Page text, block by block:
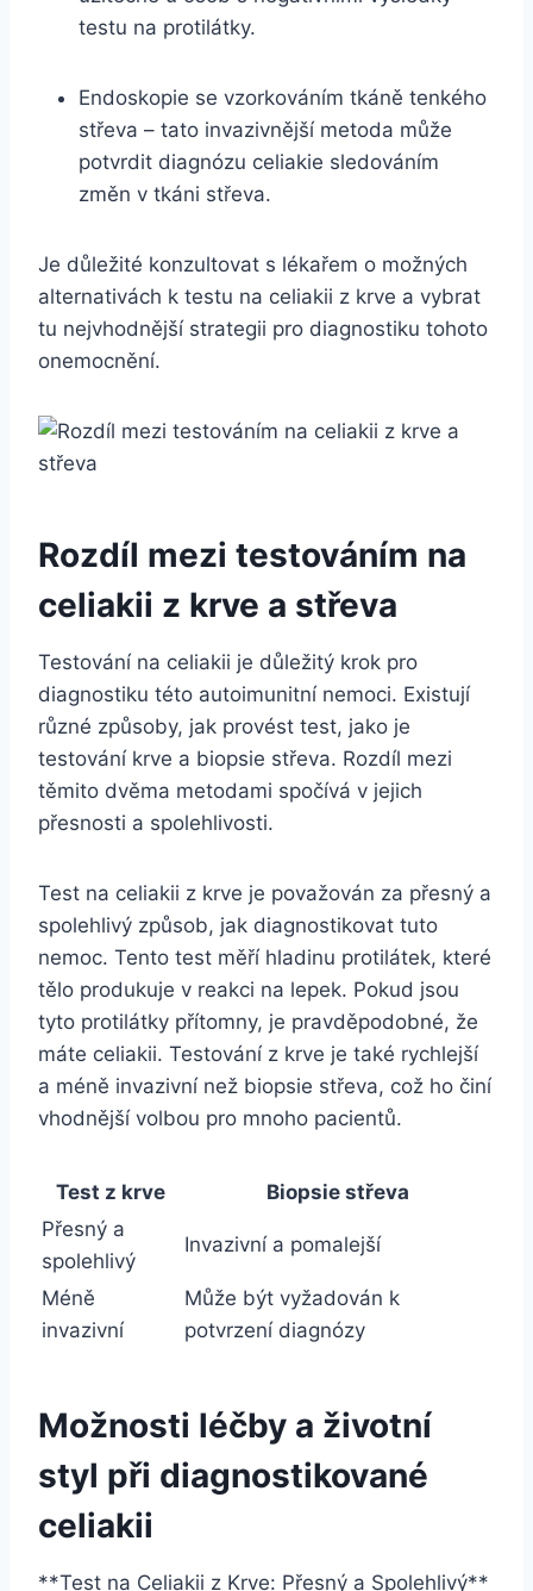
testu na protilátky.
Endoskopie ‌se vzorkováním tkáně tenkého
střeva – tato invazivnější ⁤metoda může
potvrdit diagnózu celiakie‍ sledováním
změn v tkáni střeva.
Je důležité ⁢konzultovat s ​lékařem o možných
alternativách k testu ‌na celiakii z‍ krve a vybrat
tu nejvhodnější strategii pro diagnostiku tohoto
onemocnění.
Rozdíl ⁤mezi​ testováním ⁤na
⁣celiakii⁣ z krve ⁣a střeva
Testování na celiakii je důležitý⁤ krok⁤ pro
diagnostiku této autoimunitní nemoci. Existují
různé způsoby, jak provést‌ test, jako je​
testování krve a​ biopsie střeva.‍ Rozdíl mezi‍
těmito dvěma metodami spočívá v jejich
⁣přesnosti a ‍spolehlivosti.
Test na‍ celiakii z krve je považován ⁤za přesný a
spolehlivý způsob, jak ⁣diagnostikovat tuto
nemoc. Tento‌ test měří​ hladinu protilátek, které⁣
tělo produkuje v reakci na ⁢lepek. ⁢Pokud jsou
tyto‍ protilátky přítomny, je ⁢pravděpodobné, že
máte celiakii. Testování ‍z krve je také rychlejší​
a ⁢méně invazivní než biopsie střeva, což ‌ho činí
⁣vhodnější volbou pro mnoho ​pacientů.
Test z krve
Biopsie střeva
Přesný a
spolehlivý
Invazivní a ⁢pomalejší
Méně⁤
invazivní
Může být‌ vyžadován k
potvrzení diagnózy
Možnosti léčby a ​životní
styl při diagnostikované
celiakii
**Test ⁢na Celiakii z ⁣Krve: Přesný a Spolehlivý**